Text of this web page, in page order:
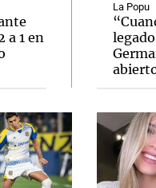
a 1 en
La Popu
Notas
en Groenlandia